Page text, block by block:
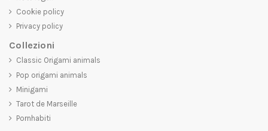
Cookie policy
Privacy policy
Collezioni
Classic Origami animals
Pop origami animals
Minigami
Tarot de Marseille
Pornhabiti